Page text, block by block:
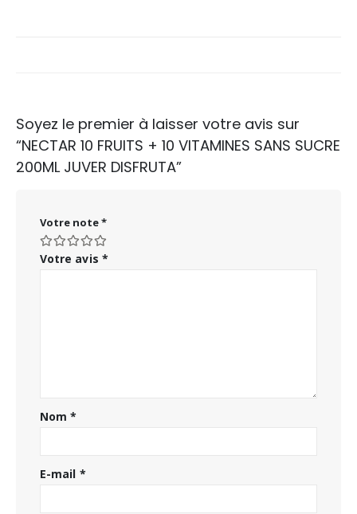
Soyez le premier à laisser votre avis sur
“NECTAR 10 FRUITS + 10 VITAMINES SANS SUCRE
200ML JUVER DISFRUTA”
Votre note*
Votre avis *
Nom*
E-mail *